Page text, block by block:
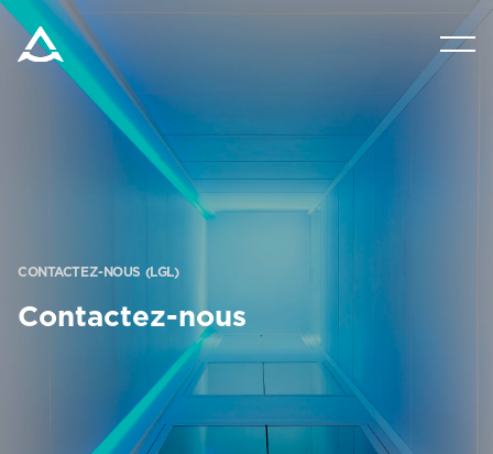
PRODUITS
OUTILS ET DOCUMENTS
BLOG ET NOUVELLES
PROFESSIONNEL
CONTACTEZ-NOUS (LGL)
Contactez-nous